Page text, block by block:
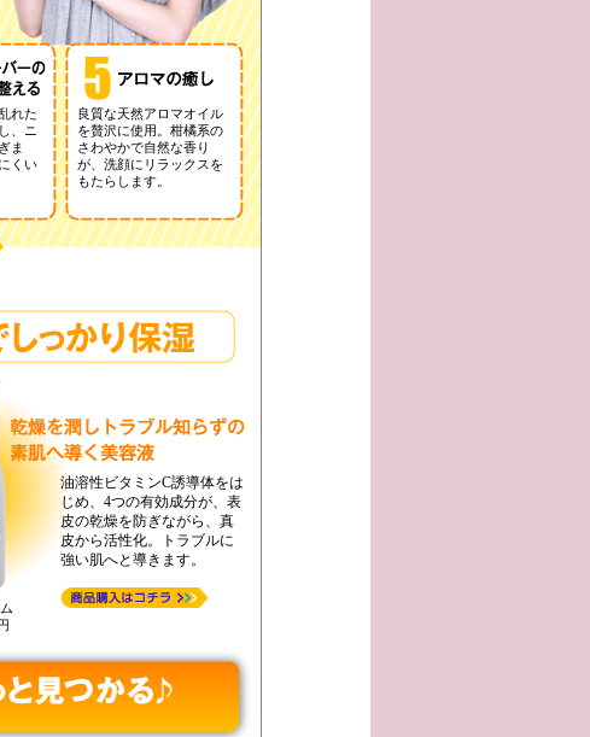
れた
、ニ
ま
くい
良質な天然アロマオイル
を贅沢に使用。柑橘系の
さわやかで自然な香り
が、洗顔にリラックスを
もたらします。
油溶性ビタミンC誘導体をは
じめ、4つの有効成分が、表
皮の乾燥を防ぎながら、真
皮から活性化。トラブルに
強い肌へと導きます。